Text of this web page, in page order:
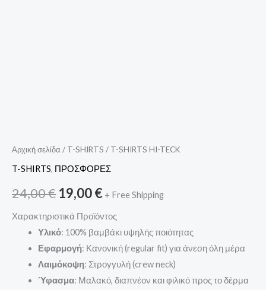
Αρχική σελίδα / T-SHIRTS / T-SHIRTS HI-TECK
T-SHIRTS, ΠΡΟΣΦΟΡΕΣ
24,00€ 19,00€ + Free Shipping
Χαρακτηριστικά Προϊόντος
Υλικό: 100% βαμβάκι υψηλής ποιότητας
Εφαρμογή: Κανονική (regular fit) για άνεση όλη μέρα
Λαιμόκοψη: Στρογγυλή (crew neck)
Ύφασμα: Μαλακό, διαπνέον και φιλικό προς το δέρμα